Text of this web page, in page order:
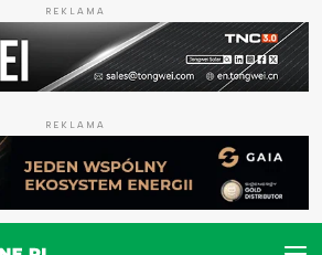
REKLAMA
REKLAMA